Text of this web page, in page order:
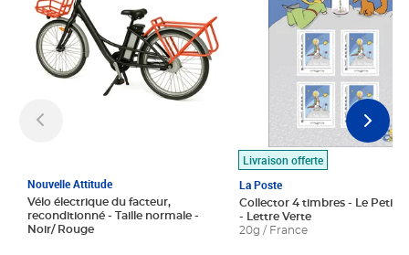
Nouvelle Attitude
Vélo électrique du facteur,
reconditionné - Taille normale -
Noir/ Rouge
Livraison offerte
La Poste
Collector 4 timbres - Le Petit
- Lettre Verte
20g / France